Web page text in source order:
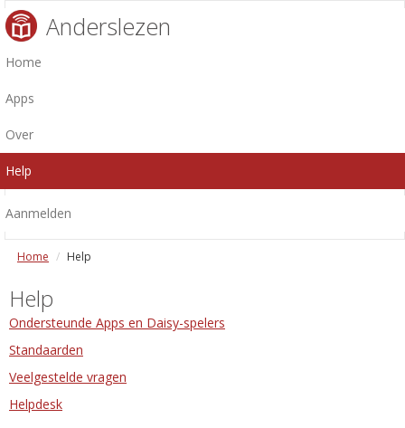
Anderslezen
Home
Apps
Over
Help
Aanmelden
Home Help
Help
Ondersteunde Apps en Daisy-spelers
Standaarden
Veelgestelde vragen
Helpdesk